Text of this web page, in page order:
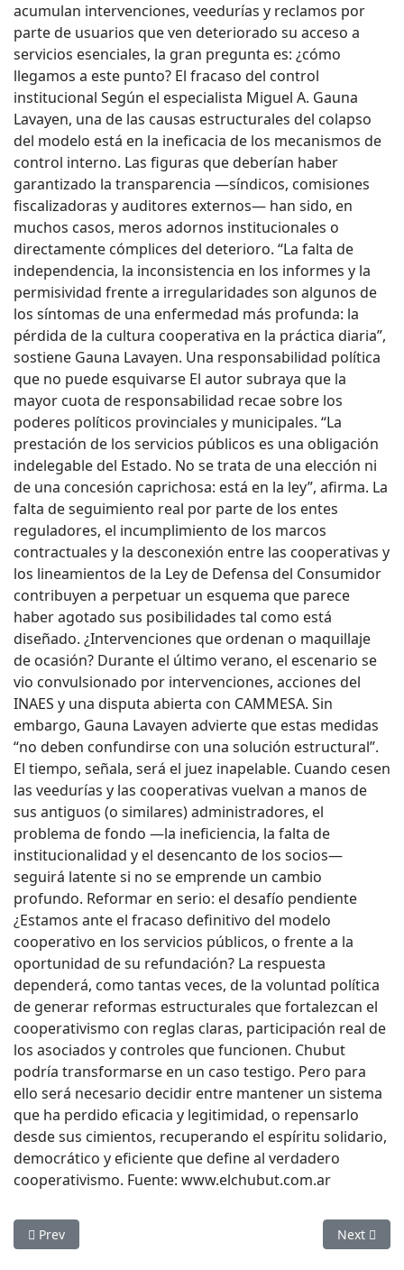
acumulan intervenciones, veedurías y reclamos por
parte de usuarios que ven deteriorado su acceso a
servicios esenciales, la gran pregunta es: ¿cómo
llegamos a este punto? El fracaso del control
institucional Según el especialista Miguel A. Gauna
Lavayen, una de las causas estructurales del colapso
del modelo está en la ineficacia de los mecanismos de
control interno. Las figuras que deberían haber
garantizado la transparencia —síndicos, comisiones
fiscalizadoras y auditores externos— han sido, en
muchos casos, meros adornos institucionales o
directamente cómplices del deterioro. “La falta de
independencia, la inconsistencia en los informes y la
permisividad frente a irregularidades son algunos de
los síntomas de una enfermedad más profunda: la
pérdida de la cultura cooperativa en la práctica diaria”,
sostiene Gauna Lavayen. Una responsabilidad política
que no puede esquivarse El autor subraya que la
mayor cuota de responsabilidad recae sobre los
poderes políticos provinciales y municipales. “La
prestación de los servicios públicos es una obligación
indelegable del Estado. No se trata de una elección ni
de una concesión caprichosa: está en la ley”, afirma. La
falta de seguimiento real por parte de los entes
reguladores, el incumplimiento de los marcos
contractuales y la desconexión entre las cooperativas y
los lineamientos de la Ley de Defensa del Consumidor
contribuyen a perpetuar un esquema que parece
haber agotado sus posibilidades tal como está
diseñado. ¿Intervenciones que ordenan o maquillaje
de ocasión? Durante el último verano, el escenario se
vio convulsionado por intervenciones, acciones del
INAES y una disputa abierta con CAMMESA. Sin
embargo, Gauna Lavayen advierte que estas medidas
“no deben confundirse con una solución estructural”.
El tiempo, señala, será el juez inapelable. Cuando cesen
las veedurías y las cooperativas vuelvan a manos de
sus antiguos (o similares) administradores, el
problema de fondo —la ineficiencia, la falta de
institucionalidad y el desencanto de los socios—
seguirá latente si no se emprende un cambio
profundo. Reformar en serio: el desafío pendiente
¿Estamos ante el fracaso definitivo del modelo
cooperativo en los servicios públicos, o frente a la
oportunidad de su refundación? La respuesta
dependerá, como tantas veces, de la voluntad política
de generar reformas estructurales que fortalezcan el
cooperativismo con reglas claras, participación real de
los asociados y controles que funcionen. Chubut
podría transformarse en un caso testigo. Pero para
ello será necesario decidir entre mantener un sistema
que ha perdido eficacia y legitimidad, o repensarlo
desde sus cimientos, recuperando el espíritu solidario,
democrático y eficiente que define al verdadero
cooperativismo. Fuente: www.elchubut.com.ar
Previous article: Distribuidoras eléctricas bonaerenses
Prev Next
Next